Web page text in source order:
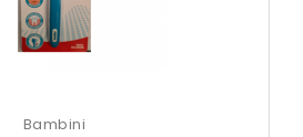
Bambini